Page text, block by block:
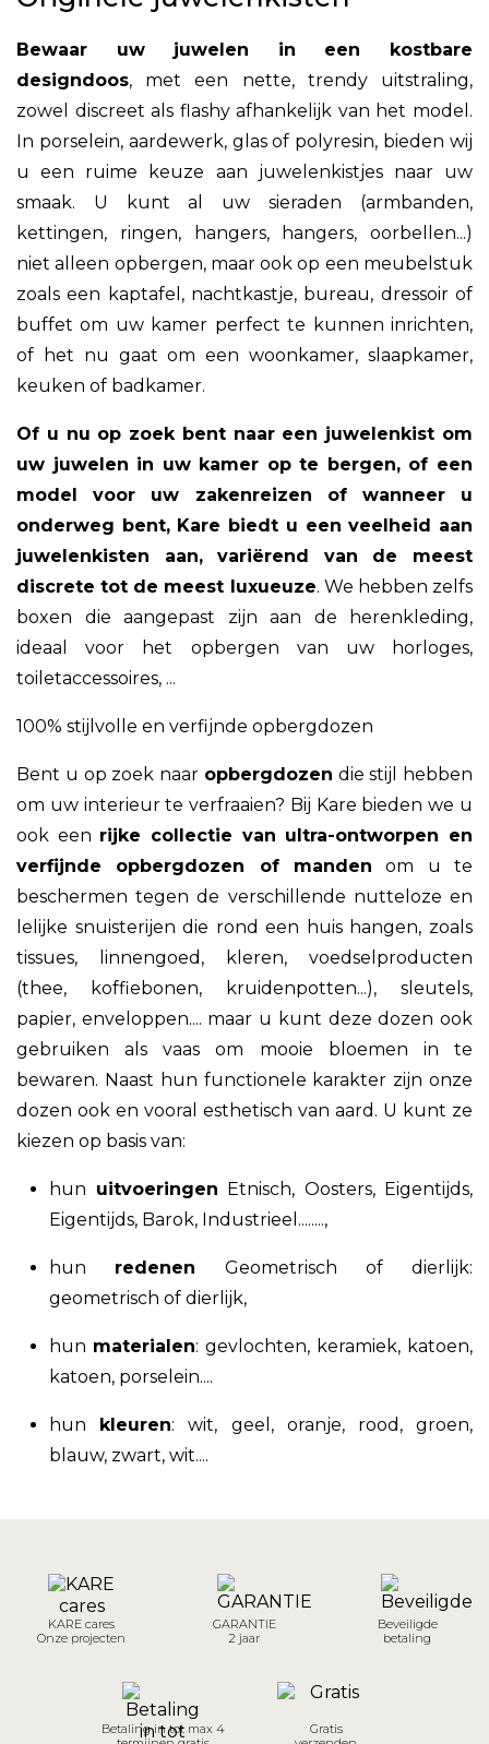
Bewaar uw juwelen in een kostbare
designdoos, met een nette, trendy uitstraling,
zowel discreet als flashy afhankelijk van het model.
In porselein, aardewerk, glas of polyresin, bieden wij
u een ruime keuze aan juwelenkistjes naar uw
smaak. U kunt al uw sieraden (armbanden,
kettingen, ringen, hangers, hangers, oorbellen...)
niet alleen opbergen, maar ook op een meubelstuk
zoals een kaptafel, nachtkastje, bureau, dressoir of
buffet om uw kamer perfect te kunnen inrichten,
of het nu gaat om een woonkamer, slaapkamer,
keuken of badkamer.
Of u nu op zoek bent naar een juwelenkist om
uw juwelen in uw kamer op te bergen, of een
model voor uw zakenreizen of wanneer u
onderweg bent, Kare biedt u een veelheid aan
juwelenkisten aan, variërend van de meest
discrete tot de meest luxueuze. We hebben zelfs
boxen die aangepast zijn aan de herenkleding,
ideaal voor het opbergen van uw horloges,
toiletaccessoires, ...
100% stijlvolle en verfijnde opbergdozen
Bent u op zoek naar opbergdozen die stijl hebben
om uw interieur te verfraaien? Bij Kare bieden we u
ook een rijke collectie van ultra-ontworpen en
verfijnde opbergdozen of manden om u te
beschermen tegen de verschillende nutteloze en
lelijke snuisterijen die rond een huis hangen, zoals
tissues, linnengoed, kleren, voedselproducten
(thee, koffiebonen, kruidenpotten...), sleutels,
papier, enveloppen.... maar u kunt deze dozen ook
gebruiken als vaas om mooie bloemen in te
bewaren. Naast hun functionele karakter zijn onze
dozen ook en vooral esthetisch van aard. U kunt ze
kiezen op basis van:
hun uitvoeringen Etnisch, Oosters, Eigentijds,
Eigentijds, Barok, Industrieel........,
hun redenen Geometrisch of dierlijk:
geometrisch of dierlijk,
hun materialen: gevlochten, keramiek, katoen,
katoen, porselein....
hun kleuren: wit, geel, oranje, rood, groen,
blauw, zwart, wit....
KARE cares
Onze projecten
GARANTIE
2 jaar
Beveiligde
betaling
Betaling in tot max 4
Gratis